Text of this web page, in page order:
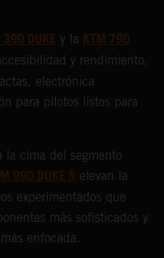
DUKE y la KTM 790
y rendimiento,
electrónica
para pilotos listos para
la cima del segmento
990 DUKE R elevan la
experimentados que
más sofisticados y
enfocada.